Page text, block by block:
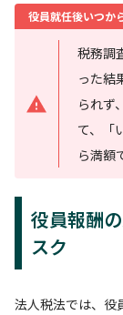
役員就任後いつか
税務調
った結
られず
て、「
ら満額
役員報酬
スク
法人税法では、役